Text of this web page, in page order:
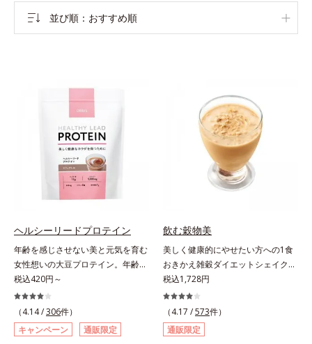
並び順 おすすめ順
ヘルシーリードプロテイン
年齢を感じさせない美と元気を育む
女性想いの大豆プロテイン。年齢を
感じさせない美と元気を育む、女性
想いの大豆プロテインです。1杯で
不足しがちなたんぱく質を補えま
す。大人女性の食習慣に基づき質と
量を考え、更年世代の女性に人気の
税込420円～
（4.14 /306件）
キャンペーン
通販限定
飲む穀物美
美しく健康的にやせたい方への1食
おきかえ雑穀ダイエットシェイク。
豆乳や牛乳などと粉を混ぜるだけで
簡単、1食おきかえ雑穀ダイエット
シェイクです。サクサクッと噛める
食感豊かな大豆フレークが、噛むこ
とで食欲を満たしてくれます。さら
税込1,728円
（4.17 /573件）
通販限定